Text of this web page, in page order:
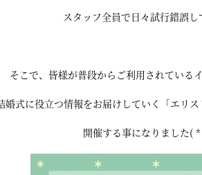
スタッフ全員で日々試行錯誤し
そこで、皆様が普段からご利用されている
婚式に役立つ情報をお届けしていく「エリ
開催する事になりました(